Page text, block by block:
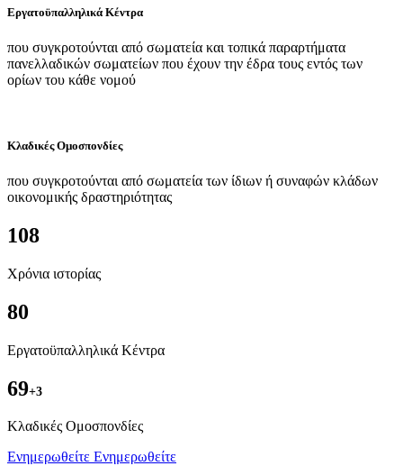
Εργατοϋπαλληλικά Κέντρα
που συγκροτούνται από σωματεία και τοπικά παραρτήματα
πανελλαδικών σωματείων που έχουν την έδρα τους εντός των
ορίων του κάθε νομού
Κλαδικές Ομοσπονδίες
που συγκροτούνται από σωματεία των ίδιων ή συναφών κλάδων
οικονομικής δραστηριότητας
108
Χρόνια ιστορίας
80
Εργατοϋπαλληλικά Κέντρα
69+3
Kλαδικές Ομοσπονδίες
Ενημερωθείτε Ενημερωθείτε